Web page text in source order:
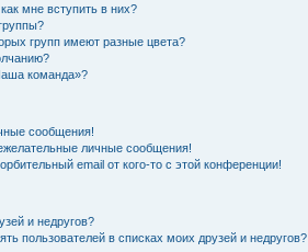
мне вступить в них?
групп имеют разные цвета?
команда»?
сообщения!
личные сообщения!
email от кого-то с этой конференции!
и недругов?
пользователей в списках моих друзей и недругов?